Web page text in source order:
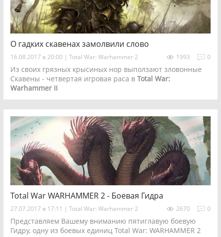
О гадких скавенах замолвили слово
16.08.2017 в 20:00 | Total War: Warhammer 2 0
1993
Из своих грязных крысиных нор выползают зловонные
Скавены - четвертая игровая раса в Total War:
Warhammer II
Total War WARHAMMER 2 - Боевая Гидра
27.07.2017 в 17:11 | Total War: Warhammer 2 0
2670
Представляем Вашему вниманию пятиглавую боевую
Гидру, одну из боевых единиц Total War: WARHAMMER 2